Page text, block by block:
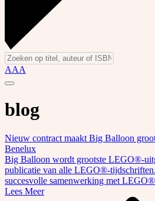
AAA
blog
Nieuw contract maakt Big Balloon
Benelux
Big Balloon wordt grootste LEGO®-
publicatie van alle LEGO®-
succesvolle samenwerking met
Lees Meer